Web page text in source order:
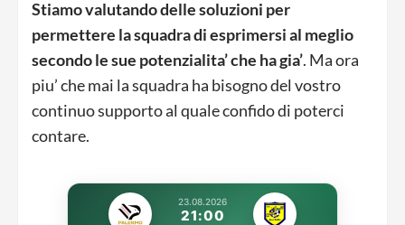
Stiamo valutando delle soluzioni per
permettere la squadra di esprimersi al meglio
secondo le sue potenzialita’ che ha gia’. Ma ora
piu’ che mai la squadra ha bisogno del vostro
continuo supporto al quale confido di poterci
contare.
23.08.2026
21:00